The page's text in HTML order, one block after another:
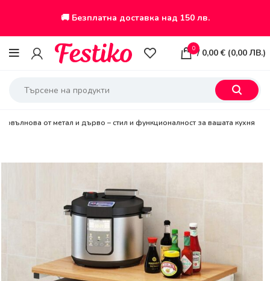
🚚 Безплатна доставка над 150 лв.
0 / 0,00€ (0,00 ЛВ.)
от метал и дърво – стил и функционалност за вашата кухня